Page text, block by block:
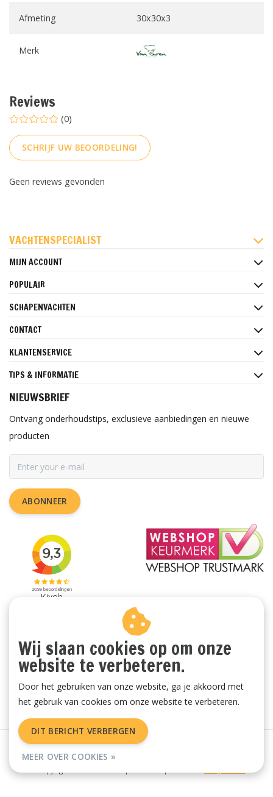
Afmeting 30x30x3
Merk
Reviews
(0)
SCHRIJF UW BEOORDELING!
Geen reviews gevonden
VACHTENSPECIALIST
MIJN ACCOUNT
POPULAIR
SCHAPENVACHTEN
CONTACT
KLANTENSERVICE
TIPS & INFORMATIE
NIEUWSBRIEF
Ontvang onderhoudstips, exclusieve aanbiedingen en nieuwe
producten
ABONNEER
Algemene voorwaarden | Privacy Policy
Wij slaan cookies op om onze
website te verbeteren.
Door het gebruiken van onze website, ga je akkoord met
het gebruik van cookies om onze website te verbeteren.
DIT BERICHT VERBERGEN
MEER OVER COOKIES »